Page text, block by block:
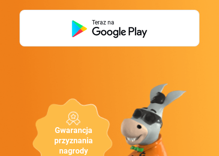
Gwarancja
przyznania
nagrody
Teraz na